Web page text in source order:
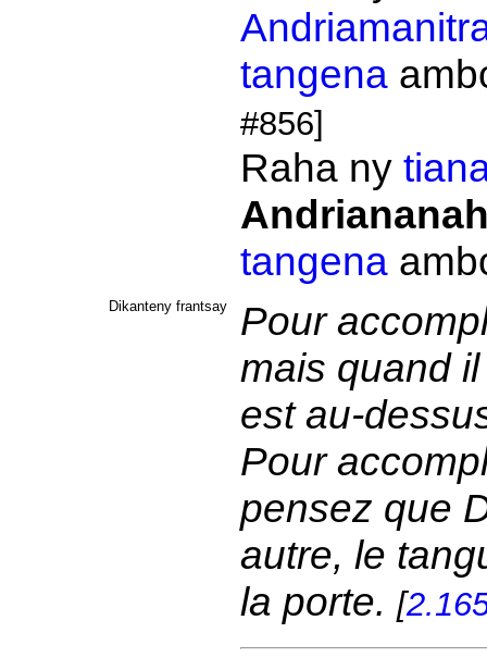
tangena
#856]
Raha ny
tangena
Dikanteny frantsay
Pour
mais quand
est au-
Pour
pensez que
autre, le
la porte. [